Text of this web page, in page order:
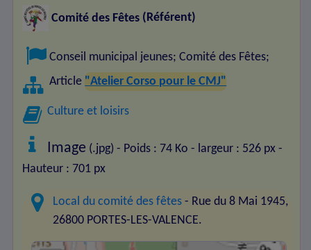
Comité des Fêtes (Référent)
Conseil municipal jeunes;Comité des Fêtes;
Article "Atelier Corso pour le CMJ"
Culture et loisirs
Image (.jpg) - Poids : 74 Ko - largeur : 526 px -
Hauteur : 701 px
Local du comité des fêtes - Rue du 8 Mai 1945,
26800 PORTES-LES-VALENCE.